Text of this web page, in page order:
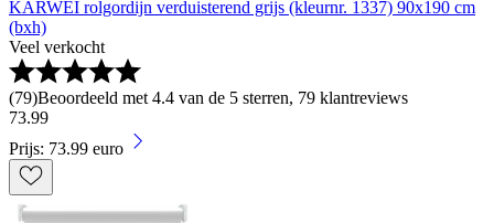
KARWEI rolgordijn verduisterend grijs (kleurnr. 1337) 90x190 cm
(bxh)
Veel verkocht
(79)Beoordeeld met 4.4 van de 5 sterren, 79 klantreviews
73.99
Prijs: 73.99 euro